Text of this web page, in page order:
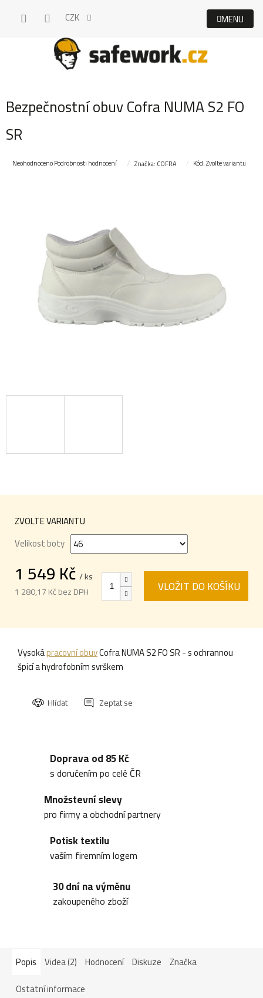
CZK
Bezpečnostní obuv Cofra NUMA S2 FO
SR
Průměrné
NeohodnocenoPodrobnosti hodnocení Značka: COFRA Kód:Zvolte variantu
ZVOLTE VARIANTU
Velikost boty
1 549 Kč / ks
1 280,17 Kč bez DPH
VLOŽIT DO KOŠÍKU
Vysokápracovní obuvCofra NUMA S2 FO SR - s ochrannou
špicí a hydrofobním svrškem
Zeptat se
Hlídat
Doprava od 85 Kč
s doručením po celé ČR
Množstevní slevy
pro firmy a obchodní partnery
Potisk textilu
vaším firemním logem
30 dní na výměnu
zakoupeného zboží
Popis Videa (2) Hodnocení Diskuze Značka
Ostatní informace